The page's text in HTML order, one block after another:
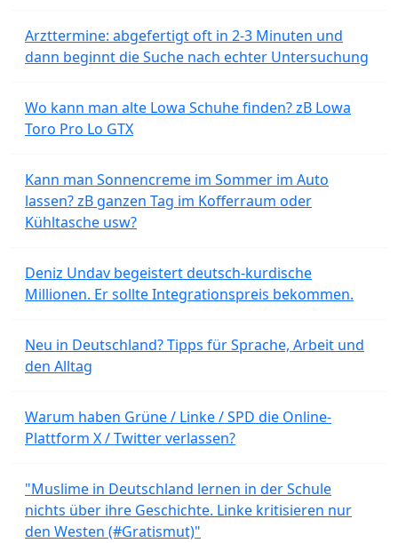
Arzttermine: abgefertigt oft in 2-3 Minuten und
dann beginnt die Suche nach echter Untersuchung
Wo kann man alte Lowa Schuhe finden? zB Lowa
Toro Pro Lo GTX
Kann man Sonnencreme im Sommer im Auto
lassen? zB ganzen Tag im Kofferraum oder
Kühltasche usw?
Deniz Undav begeistert deutsch-kurdische
Millionen. Er sollte Integrationspreis bekommen.
Neu in Deutschland? Tipps für Sprache, Arbeit und
den Alltag
Warum haben Grüne / Linke / SPD die Online-
Plattform X / Twitter verlassen?
"Muslime in Deutschland lernen in der Schule
nichts über ihre Geschichte. Linke kritisieren nur
den Westen (#Gratismut)"